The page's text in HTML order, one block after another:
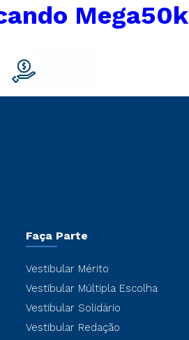
Mega50k
Faça Parte
Vestibular Mérito
Vestibular Múltipla Escolha
Vestibular Solidário
Vestibular Redação